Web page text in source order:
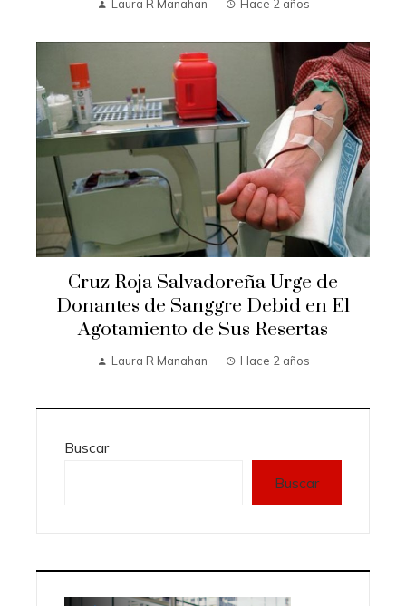
Laura R Manahan Hace 2 años
Cruz Roja Salvadoreña Urge de
Donantes de Sanggre Debid en El
Agotamiento de Sus Resertas
Laura R Manahan Hace 2 años
Buscar
Buscar